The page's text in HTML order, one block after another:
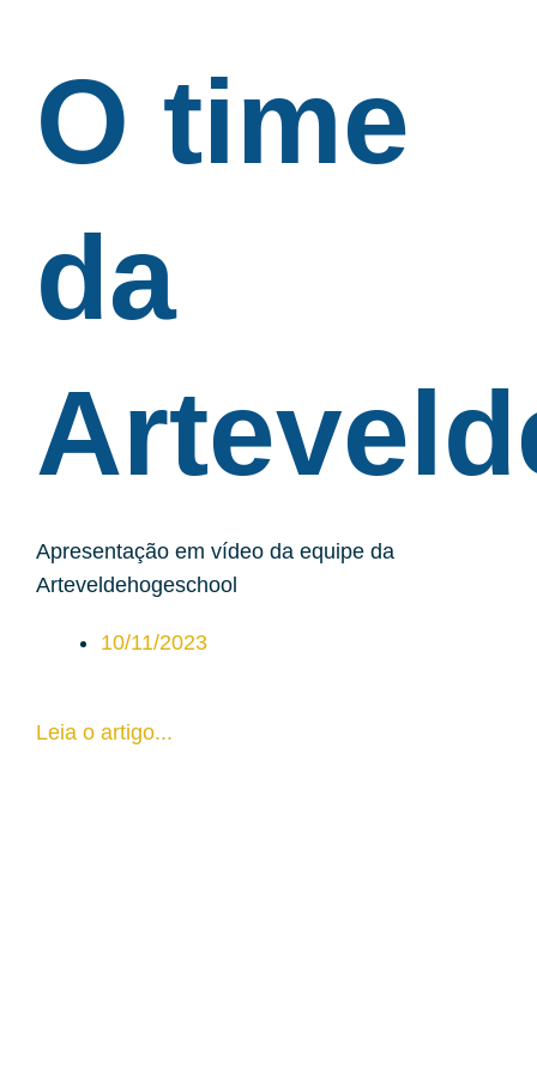
O time
da
Apresentação em vídeo da equipe da
Arteveldehogeschool
10/11/2023
Leia o artigo...